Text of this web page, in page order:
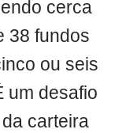
cerca
38 fundos
ou seis
um desafio
carteira